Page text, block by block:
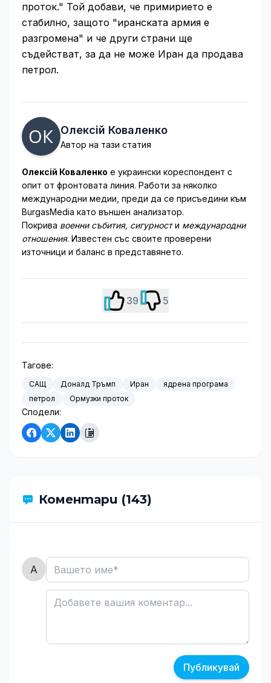
проток." Той добави, че примирието е
стабилно, защото "иранската армия е
разгромена" и че други страни ще
съдействат, за да не може Иран да продава
петрол.
Олексій Коваленко
Автор на тази статия
Олексій Коваленко е украински кореспондент с
опит от фронтовата линия. Работи за няколко
международни медии, преди да се присъедини към
BurgasMedia като външен анализатор.
Покрива военни събития, сигурности международни
отношения. Известен със своите проверени
източници и баланс в представянето.
39 5
Тагове:
САЩ Доналд Тръмп Иран
ядрена програма
петрол
Ормузки проток
Сподели:
Коментари (143)
Публикувай